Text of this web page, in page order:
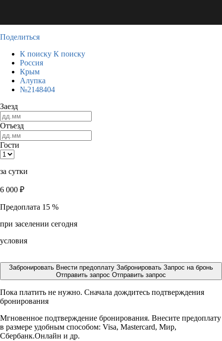
Поделиться
К поиску К поиску
Россия
Крым
Алупка
№2148404
Заезд
Отъезд
Гости
за сутки
6 000 ₽
Предоплата 15 %
при заселении сегодня
условия
Забронировать Внести предоплату Забронировать Запрос на бронь
Отправить запрос Отправить запрос
Пока платить не нужно. Сначала дождитесь подтверждения
бронирования
Мгновенное подтверждение бронирования. Внесите предоплату
в размере удобным способом: Visa, Mastercard, Мир,
Сбербанк.Онлайн и др.